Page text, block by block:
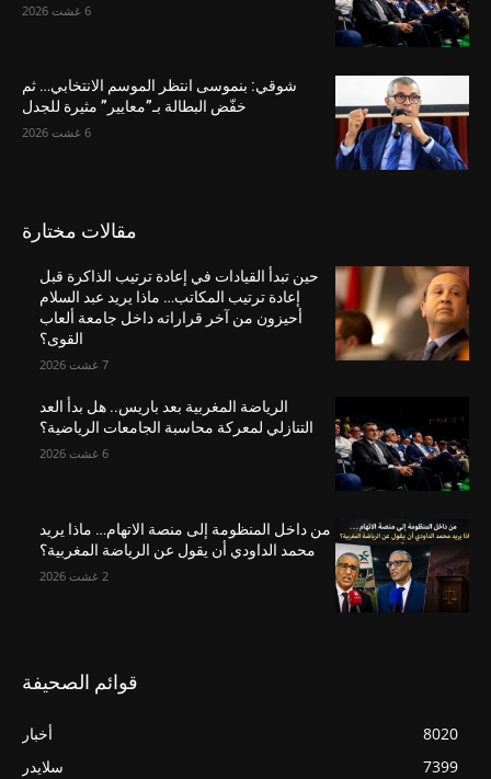
6 غشت 2026
شوقي: بنموسى انتظر الموسم الانتخابي… ثم
خفّض البطالة بـ”معايير” مثيرة للجدل
6 غشت 2026
مقالات مختارة
حين تبدأ القيادات في إعادة ترتيب الذاكرة قبل
إعادة ترتيب المكاتب… ماذا يريد عبد السلام
أحيزون من آخر قراراته داخل جامعة ألعاب
القوى؟
7 غشت 2026
الرياضة المغربية بعد باريس.. هل بدأ العد
التنازلي لمعركة محاسبة الجامعات الرياضية؟
6 غشت 2026
من داخل المنظومة إلى منصة الاتهام… ماذا يريد
محمد الداودي أن يقول عن الرياضة المغربية؟
2 غشت 2026
قوائم الصحيفة
أخبار
8020
سلايدر
7399